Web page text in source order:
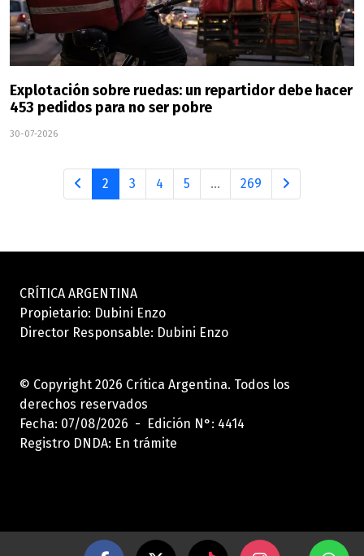
Explotación sobre ruedas: un repartidor debe hacer
453 pedidos para no ser pobre
30-07-2026
2 3 4 5 ... 269
CRÍTICA ARGENTINA
Propietario: Dubini Enzo
Director Responsable: Dubini Enzo
© Copyright 2026 Crítica Argentina. Todos los
derechos reservados
Fecha: 07/08/2026 - Edición N°: 4414
Registro DNDA: En trámite